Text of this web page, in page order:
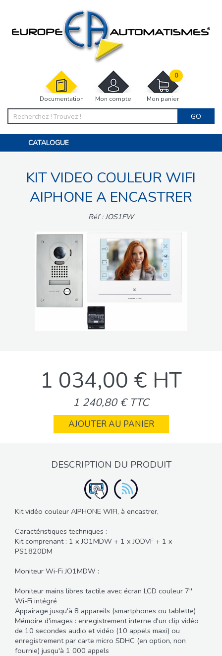
Documentation Mon compte Mon panier
0
GO
CATALOGUE
MOTORISATIONS
ACCESSOIRES ET ELECTRONIQUES
INTERPHONES VISIOPHONES
KIT VIDEO COULEUR WIFI
AIPHONE A ENCASTRER
Réf : JOS1FW
1 034,00 € HT
1 240,80 € TTC
AJOUTER AU PANIER
DESCRIPTION DU PRODUIT
Kit vidéo couleur AIPHONE WIFI, à encastrer,
Caractéristiques techniques :
Kit comprenant : 1 x JO1MDW + 1 x JODVF + 1 x
PS1820DM
Moniteur Wi-Fi JO1MDW :
Moniteur mains libres tactile avec écran LCD couleur 7''
Wi-Fi intégré
Appairage jusqu'à 8 appareils (smartphones ou tablette)
Mémoire d'images : enregistrement interne d'un clip vidéo
de 10 secondes audio et vidéo (10 appels maxi) ou
enregistrement par carte micro SDHC (en option, non
fournie) jusqu'à 1 000 appels